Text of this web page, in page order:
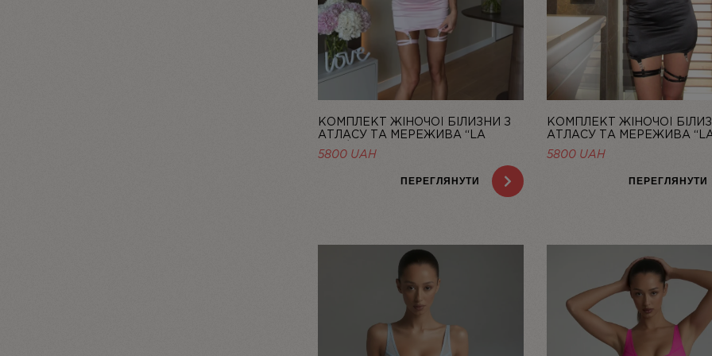
КОМПЛЕКТ ЖІНОЧОЇ БІЛИЗНИ З
АТЛАСУ ТА МЕРЕЖИВА “LA
ROSÉE” ЗІ СПІДНИЦЕЮ — LINIYA
5800 UAH
ПЕРЕГЛЯНУТИ
КОМПЛЕКТ ЖІНОЧОЇ
АТЛАСУ ТА МЕРЕЖИВА “LA
ЗІ СПІДНИЦЕЮ — LINIYA
5800 UAH
ПЕРЕГЛЯНУТИ